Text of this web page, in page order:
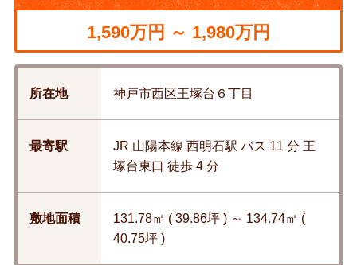
1,590万円 ～ 1,980万円
所在地 神戸市西区王塚台６丁目
最寄駅
JR 山陽本線 西明石駅 バス 11 分 王
塚台東口 徒歩 4 分
敷地面積
131.78㎡ ( 39.86坪 ) ～ 134.74㎡ (
40.75坪 )